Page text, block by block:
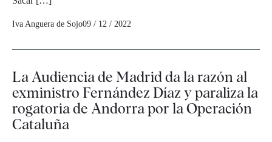
Iva Anguera de Sojo09 / 12 / 2022
La Audiencia de Madrid da la razón al
exministro Fernández Díaz y paraliza la
rogatoria de Andorra por la Operación
Cataluña